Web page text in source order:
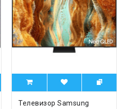
Телевизор Samsung